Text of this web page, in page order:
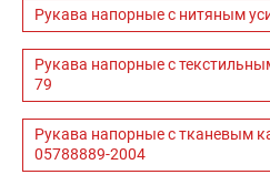
Рукава напорные с нитяным
Рукава напорные с
79
Рукава напорные с тканевым
05788889-2004